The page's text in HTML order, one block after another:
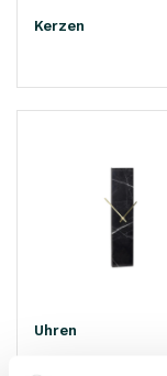
Kerzen
Uhren